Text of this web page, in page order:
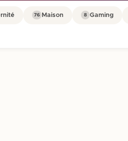
Gaming
8
Maison
76